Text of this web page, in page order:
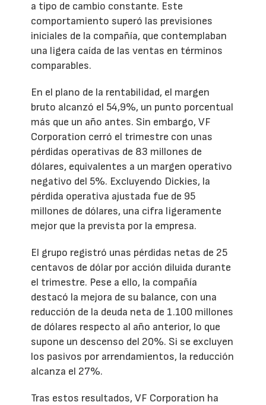
a tipo de cambio constante. Este
comportamiento superó las previsiones
iniciales de la compañía, que contemplaban
una ligera caída de las ventas en términos
comparables.
En el plano de la rentabilidad, el margen
bruto alcanzó el 54,9%, un punto porcentual
más que un año antes. Sin embargo, VF
Corporation cerró el trimestre con unas
pérdidas operativas de 83 millones de
dólares, equivalentes a un margen operativo
negativo del 5%. Excluyendo Dickies, la
pérdida operativa ajustada fue de 95
millones de dólares, una cifra ligeramente
mejor que la prevista por la empresa.
El grupo registró unas pérdidas netas de 25
centavos de dólar por acción diluida durante
el trimestre. Pese a ello, la compañía
destacó la mejora de su balance, con una
reducción de la deuda neta de 1.100 millones
de dólares respecto al año anterior, lo que
supone un descenso del 20%. Si se excluyen
los pasivos por arrendamientos, la reducción
alcanza el 27%.
Tras estos resultados, VF Corporation ha